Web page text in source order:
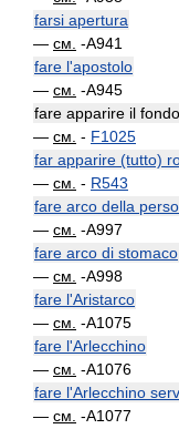
farsi apertura
— см. -A941
fare l'apostolo
— см. -A945
fare apparire il
— см. - F1025
far apparire (tutto)
— см. - R543
fare arco della
— см. -A997
fare arco di stomaco
— см. -A998
fare l'Aristarco
— см. -A1075
fare l'Arlecchino
— см. -A1076
fare l'Arlecchino
— см. -A1077